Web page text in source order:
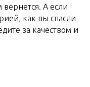
А если
как вы спасли
за качеством и